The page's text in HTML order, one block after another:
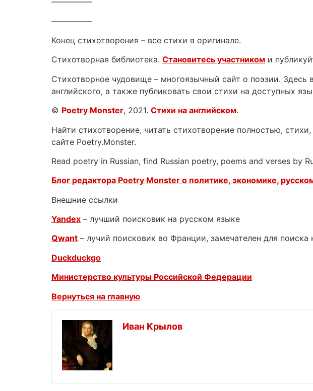
—————
Конец стихотворения – все стихи в оригинале.
Стихотворная библиотека. Становитесь участником и
Стихотворное чудовище – многоязычный сайт о поэзии. Здесь
английского, а также публиковать свои стихи на доступных
© Poetry Monster, 2021. Стихи на английском.
Найти стихотворение, читать стихотворение полностью,
сайте Poetry.Monster.
Read poetry in Russian, find Russian poetry, poems and verses by
Блог редактора Poetry Monster о политике, экономике,
Внешние ссылки
Yandex – лучший поисковик на русском языке
Qwant – лучий поисковик во Франции, замечателен для
Duckduckgo
Министерство культуры Российской Федерации
Вернуться на главную
Иван Крылов